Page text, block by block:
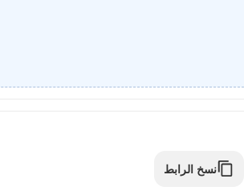
نسخ الرابط